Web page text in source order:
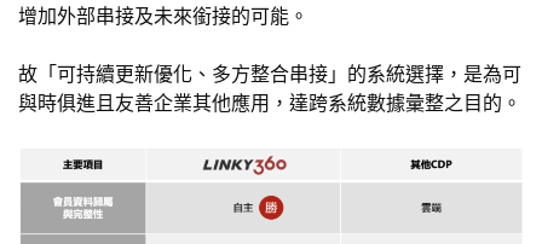
增加外部串接及未來銜接的可能。
故「可持續更新優化、多方整合串接」的系統選擇，是為可
與時俱進且友善企業其他應用，達跨系統數據彙整之目的。